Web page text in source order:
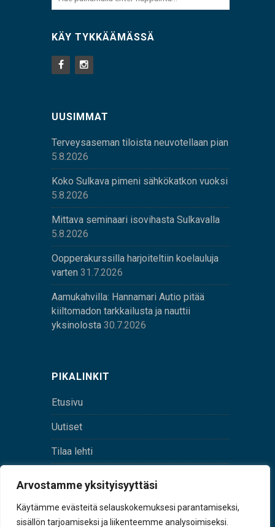
Arvostamme yksityisyyttäsi
Käytämme evästeitä selauskokemuksesi parantamiseksi,
sisällön tarjoamiseksi ja liikenteemme analysoimiseksi.
KÄY TYKKÄÄMÄSSÄ
UUSIMMAT
Terveysaseman tiloista neuvotellaan pian
5.8.2026
Koko Sulkava pimeni sähkökatkon vuoksi
5.8.2026
Mittava seminaari isovihasta Sulkavalla
5.8.2026
Oopperakurssilla harjoiteltiin koelauluja
varten 31.7.2026
Aamukahvilla: Hannamari Autio pitää
kiiltomadon tarkkailusta ja nauttii
yksinolosta 30.7.2026
PIKALINKIT
Etusivu
Uutiset
Tilaa lehti